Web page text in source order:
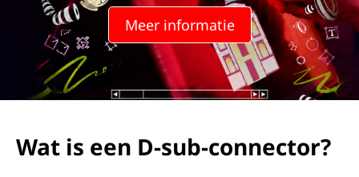
Meer informatie
Wat is een D-sub-connector?